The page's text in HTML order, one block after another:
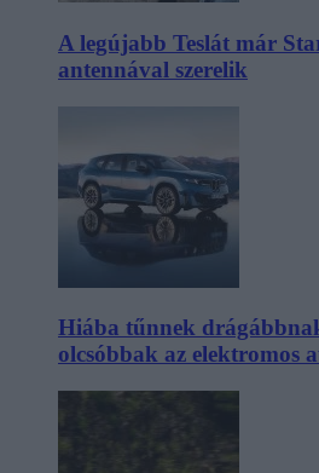
A legújabb Teslát már
antennával szerelik
Hiába tűnnek
olcsóbbak az elektromos